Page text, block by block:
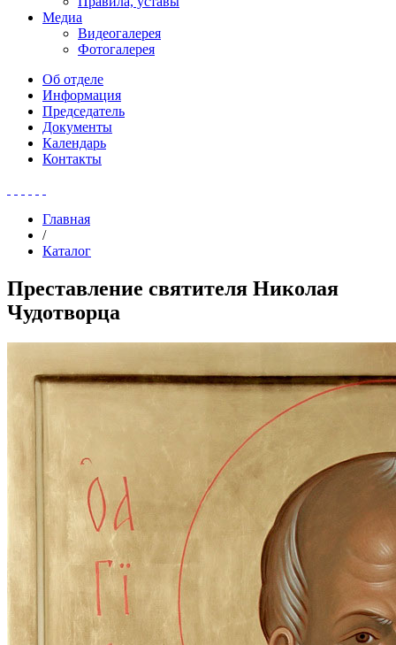
Медиа
Видеогалерея
Фотогалерея
Об отделе
Информация
Председатель
Документы
Календарь
Контакты
Главная
/
Каталог
Преставление святителя Николая
Чудотворца